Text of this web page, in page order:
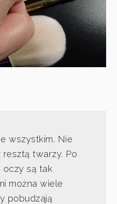
wszystkim. Nie
twarzy. Po
oczy są tak
można wiele
pobudzają